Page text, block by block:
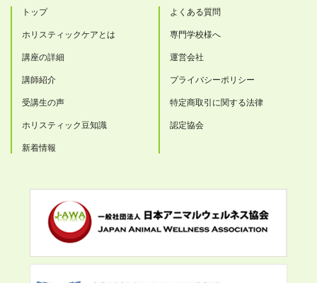
トップ
ホリスティックケアとは
講座の詳細
講師紹介
受講生の声
ホリスティック豆知識
新着情報
よくある質問
専門学校様へ
運営会社
プライバシーポリシー
特定商取引に関する法律
認定協会